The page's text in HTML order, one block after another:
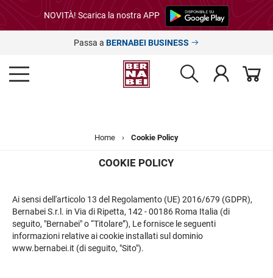
NOVITÀ! Scarica la nostra APP
Passa a BERNABEI BUSINESS
Home › Cookie Policy
COOKIE POLICY
Ai sensi dell'articolo 13 del Regolamento (UE) 2016/679 (GDPR),
Bernabei S.r.l. in Via di Ripetta, 142 - 00186 Roma Italia (di
seguito, "Bernabei" o “Titolare”), Le fornisce le seguenti
informazioni relative ai cookie installati sul dominio
www.bernabei.it (di seguito, "Sito").